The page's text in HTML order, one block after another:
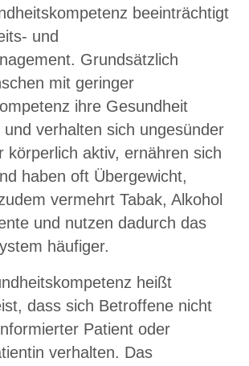
beeinträchtigt
und
Grundsätzlich
mit geringer
ihre Gesundheit
verhalten sich ungesünder
körperlich aktiv, ernähren sich
haben oft Übergewicht,
vermehrt Tabak, Alkohol
und nutzen dadurch das
häufiger.
heißt
dass sich Betroffene nicht
Patient oder
verhalten. Das